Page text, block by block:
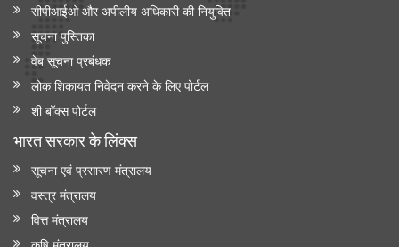
सीपीआईओ और अपी‍लीय अधिकारी की नियुक्ति
सूचना पुस्तिका
वेब सूचना प्रबंधक
लोक शिकायत निवेदन करने के लिए पोर्टल
शी बॉक्स पोर्टल
भारत सरकार के लिंक्‍स
सूचना एवं प्रसारण मंत्रालय
वस्त्र मंत्रालय
वित्त मंत्रालय